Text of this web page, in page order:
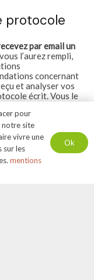
protocole
par email un
l’aurez rempli,
concernant
et analyser vos
écrit. Vous le
santé,
téléphonique
pour
notre site
vivre une
sur les
mentions
Ok